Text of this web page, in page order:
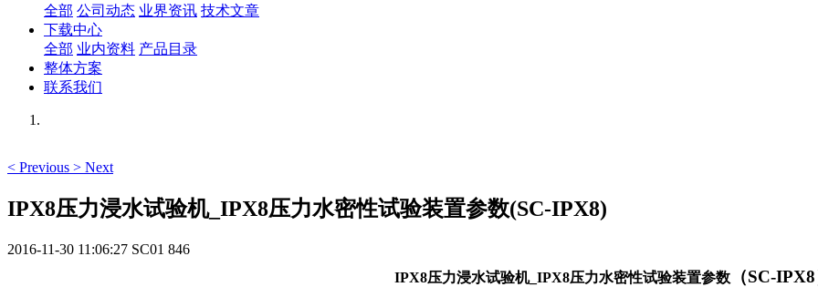
全部 公司动态 业界资讯 技术文章
下载中心
全部 业内资料 产品目录
整体方案
联系我们
< Previous > Next
IPX8压力浸水试验机_IPX8压力水密性试验装置参数(SC-IPX8)
2016-11-30 11:06:27 SC01 846
IPX8压力浸水试验机_IPX8压力水密性试验装置参数 （SC-IPX8